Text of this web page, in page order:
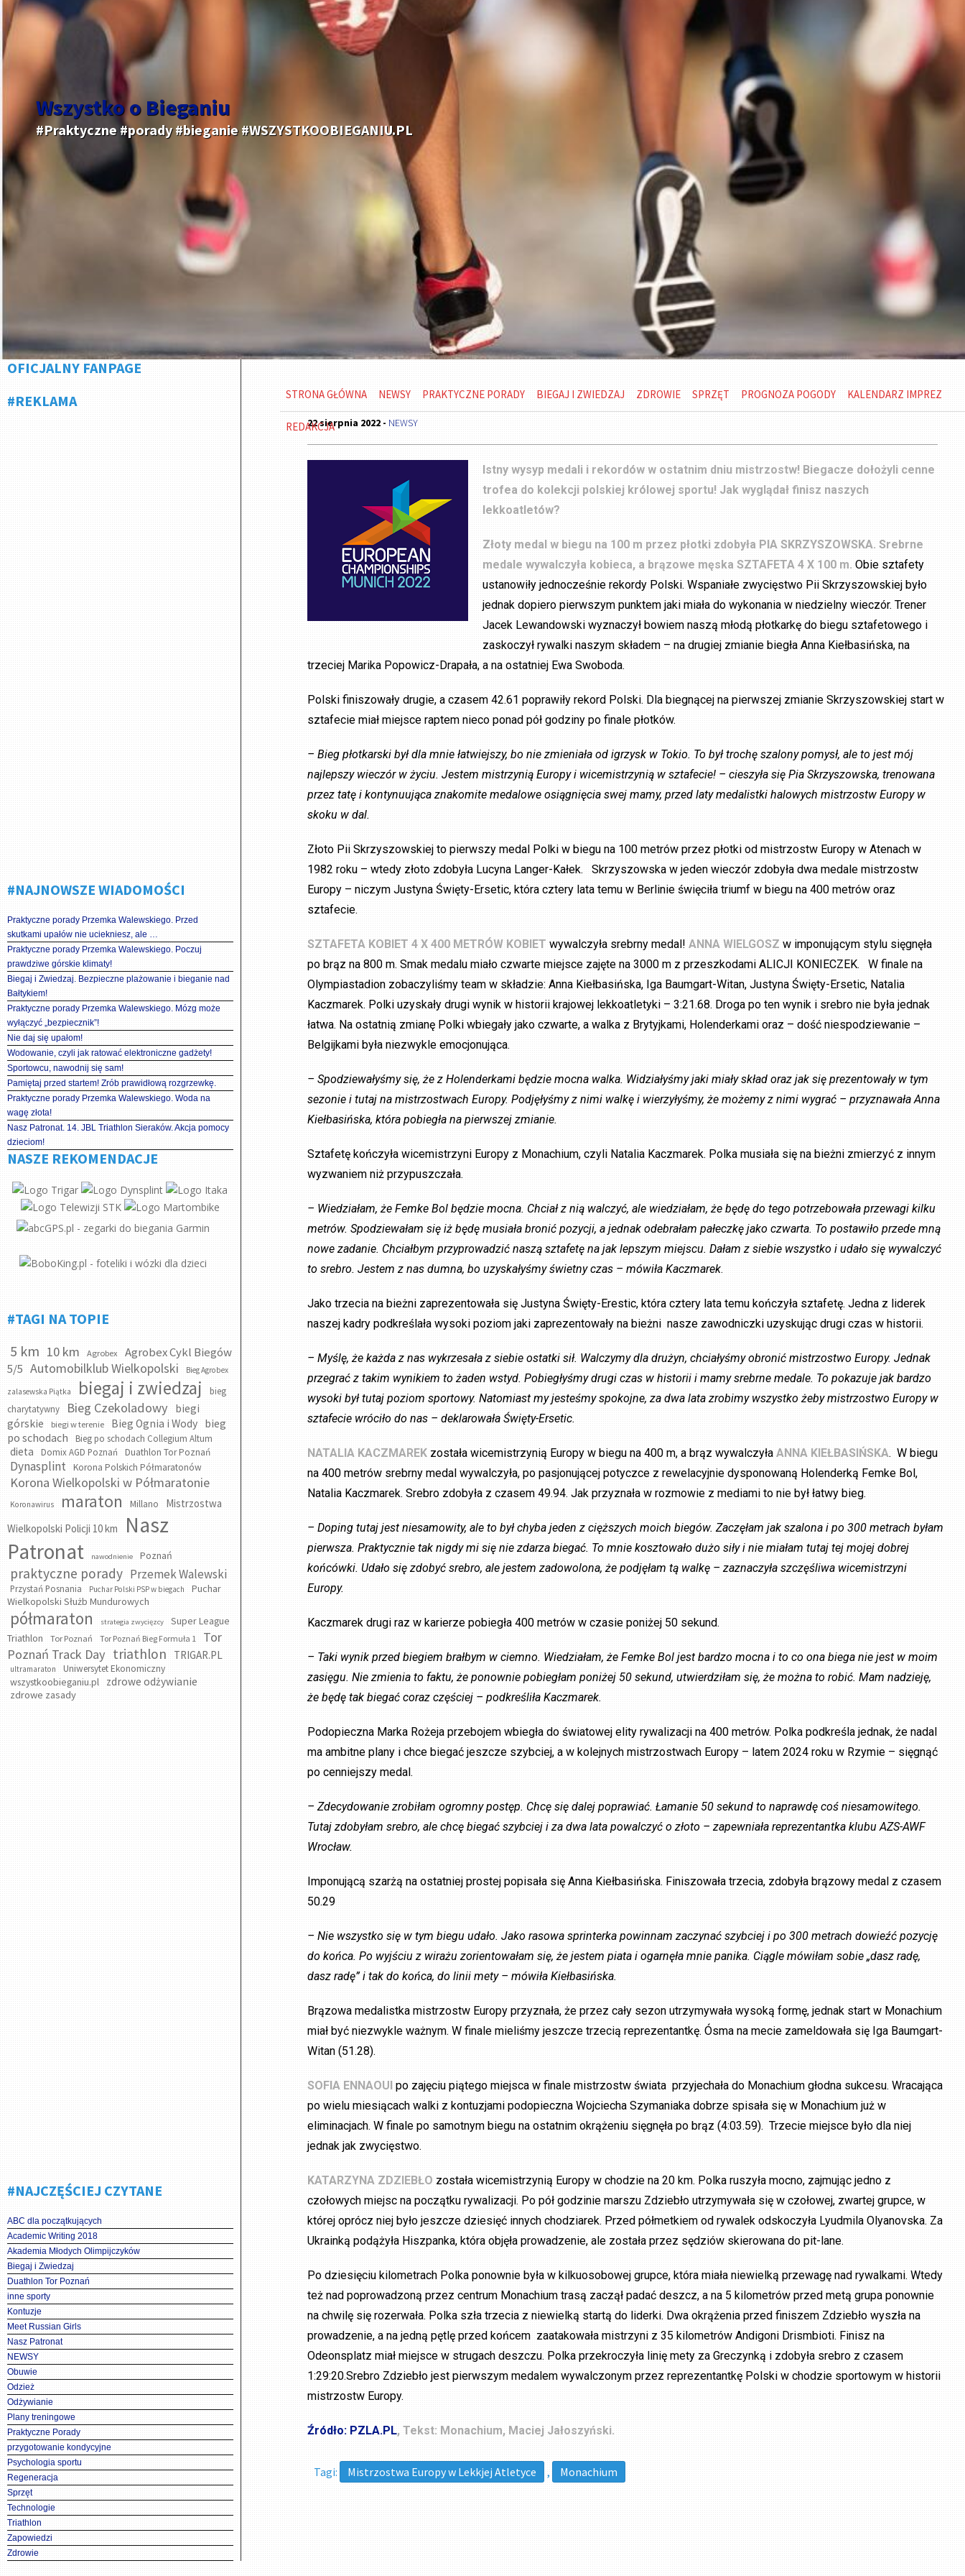
Wszystko o Bieganiu
#Praktyczne #porady #bieganie #WSZYSTKOOBIEGANIU.PL
OFICJALNY FANPAGE
#REKLAMA
#NAJNOWSZE WIADOMOŚCI
Praktyczne porady Przemka Walewskiego. Przed
skutkami upałów nie uciekniesz, ale …
Praktyczne porady Przemka Walewskiego. Poczuj
prawdziwe górskie klimaty!
Biegaj i Zwiedzaj. Bezpieczne plażowanie i bieganie nad
Bałtykiem!
Praktyczne porady Przemka Walewskiego. Mózg może
wyłączyć „bezpiecznik”!
Nie daj się upałom!
Wodowanie, czyli jak ratować elektroniczne gadżety!
Sportowcu, nawodnij się sam!
Pamiętaj przed startem! Zrób prawidłową rozgrzewkę.
Praktyczne porady Przemka Walewskiego. Woda na
wagę złota!
Nasz Patronat. 14. JBL Triathlon Sieraków. Akcja pomocy
dzieciom!
NASZE REKOMENDACJE
#TAGI NA TOPIE
5 km 10 km Agrobex
Agrobex Cykl Biegów
5/5 Automobilklub Wielkopolski Bieg Agrobex
zalasewska Piątka biegaj i zwiedzaj
bieg
charytatywny
Bieg Czekoladowy
biegi
górskie
biegi w terenie Bieg Ognia i Wody bieg
po schodach
Bieg po schodach Collegium Altum
dieta Domix AGD Poznań Duathlon Tor Poznań
Dynasplint Korona Polskich Półmaratonów
Korona Wielkopolski w Półmaratonie
Koronawirus maraton Millano
Mistrzostwa
Wielkopolski Policji 10 km
Nasz
Patronat
nawodnienie Poznań
praktyczne porady Przemek Walewski
Przystań Posnania Puchar Polski PSP w biegach
Puchar
Wielkopolski Służb Mundurowych
półmaraton strategia zwycięzcy
Super League
Triathlon
Tor Poznań Tor Poznań Bieg Formuła 1
Tor
Poznań Track Day triathlon TRIGAR.PL
ultramaraton Uniwersytet Ekonomiczny
wszystkoobieganiu.pl zdrowe odżywianie
zdrowe zasady
#NAJCZĘŚCIEJ CZYTANE
ABC dla początkujących
Academic Writing 2018
Akademia Młodych Olimpijczyków
Biegaj i Zwiedzaj
Duathlon Tor Poznań
inne sporty
Kontuzje
Meet Russian Girls
Nasz Patronat
NEWSY
Obuwie
Odzież
Odżywianie
Plany treningowe
Praktyczne Porady
przygotowanie kondycyjne
Psychologia sportu
Regeneracja
Sprzęt
Technologie
Triathlon
Zapowiedzi
Zdrowie
STRONA GŁÓWNA NEWSY PRAKTYCZNE PORADY BIEGAJ I ZWIEDZAJ ZDROWIE SPRZĘT PROGNOZA POGODY KALENDARZ IMPREZ
REDAKCJA
22 sierpnia 2022 - NEWSY
Istny wysyp medali i rekordów w ostatnim dniu mistrzostw! Biegacze dołożyli cenne
trofea do kolekcji polskiej królowej sportu! Jak wyglądał finisz naszych
lekkoatletów?
Złoty medal w biegu na 100 m przez płotki zdobyła PIA SKRZYSZOWSKA. Srebrne
medale wywalczyła kobieca, a brązowe męska SZTAFETA 4 X 100 m. Obie sztafety
ustanowiły jednocześnie rekordy Polski. Wspaniałe zwycięstwo Pii Skrzyszowskiej było
jednak dopiero pierwszym punktem jaki miała do wykonania w niedzielny wieczór. Trener
Jacek Lewandowski wyznaczył bowiem naszą młodą płotkarkę do biegu sztafetowego i
zaskoczył rywalki naszym składem – na drugiej zmianie biegła Anna Kiełbasińska, na
trzeciej Marika Popowicz-Drapała, a na ostatniej Ewa Swoboda.
Polski finiszowały drugie, a czasem 42.61 poprawiły rekord Polski. Dla biegnącej na pierwszej zmianie Skrzyszowskiej start w
sztafecie miał miejsce raptem nieco ponad pół godziny po finale płotków.
– Bieg płotkarski był dla mnie łatwiejszy, bo nie zmieniała od igrzysk w Tokio. To był trochę szalony pomysł, ale to jest mój
najlepszy wieczór w życiu. Jestem mistrzynią Europy i wicemistrzynią w sztafecie! – cieszyła się Pia Skrzyszowska, trenowana
przez tatę i kontynuująca znakomite medalowe osiągnięcia swej mamy, przed laty medalistki halowych mistrzostw Europy w
skoku w dal.
Złoto Pii Skrzyszowskiej to pierwszy medal Polki w biegu na 100 metrów przez płotki od mistrzostw Europy w Atenach w
1982 roku – wtedy złoto zdobyła Lucyna Langer-Kałek. Skrzyszowska w jeden wieczór zdobyła dwa medale mistrzostw
Europy – niczym Justyna Święty-Ersetic, która cztery lata temu w Berlinie święciła triumf w biegu na 400 metrów oraz
sztafecie.
SZTAFETA KOBIET 4 X 400 METRÓW KOBIET wywalczyła srebrny medal! ANNA WIELGOSZ w imponującym stylu sięgnęła
po brąz na 800 m. Smak medalu miało czwarte miejsce zajęte na 3000 m z przeszkodami ALICJI KONIECZEK. W finale na
Olympiastadion zobaczyliśmy team w składzie: Anna Kiełbasińska, Iga Baumgart-Witan, Justyna Święty-Ersetic, Natalia
Kaczmarek. Polki uzyskały drugi wynik w historii krajowej lekkoatletyki – 3:21.68. Droga po ten wynik i srebro nie była jednak
łatwa. Na ostatnią zmianę Polki wbiegały jako czwarte, a walka z Brytyjkami, Holenderkami oraz – dość niespodziewanie –
Belgijkami była niezwykle emocjonująca.
– Spodziewałyśmy się, że z Holenderkami będzie mocna walka. Widziałyśmy jaki miały skład oraz jak się prezentowały w tym
sezonie i tutaj na mistrzostwach Europy. Podjęłyśmy z nimi walkę i wierzyłyśmy, że możemy z nimi wygrać – przyznawała Anna
Kiełbasińska, która pobiegła na pierwszej zmianie.
Sztafetę kończyła wicemistrzyni Europy z Monachium, czyli Natalia Kaczmarek. Polka musiała się na bieżni zmierzyć z innym
wyzwaniem niż przypuszczała.
– Wiedziałam, że Femke Bol będzie mocna. Chciał z nią walczyć, ale wiedziałam, że będę do tego potrzebowała przewagi kilku
metrów. Spodziewałam się iż będę musiała bronić pozycji, a jednak odebrałam pałeczkę jako czwarta. To postawiło przede mną
nowe zadanie. Chciałbym przyprowadzić naszą sztafetę na jak lepszym miejscu. Dałam z siebie wszystko i udało się wywalczyć
to srebro. Jestem z nas dumna, bo uzyskałyśmy świetny czas – mówiła Kaczmarek.
Jako trzecia na bieżni zaprezentowała się Justyna Święty-Erestic, która cztery lata temu kończyła sztafetę. Jedna z liderek
naszej kadry podkreślała wysoki poziom jaki zaprezentowały na bieżni nasze zawodniczki uzyskując drugi czas w historii.
– Myślę, że każda z nas wykrzesała z siebie ostatki sił. Walczymy dla drużyn, chciałyśmy obronić mistrzostwo Europy. Jednak
przegrać z takim wynikiem to żaden wstyd. Pobiegłyśmy drugi czas w historii i mamy srebrne medale. To pokazuje jak bardzo
wysoki był tutaj poziom sportowy. Natomiast my jesteśmy spokojne, za dwa lata zrobimy wszystko żeby mistrzostwo Europy w
sztafecie wróciło do nas – deklarowała Święty-Ersetic.
NATALIA KACZMAREKzostała wicemistrzynią Europy w biegu na 400 m, a brąz wywalczyła ANNA KIEŁBASIŃSKA. W biegu
na 400 metrów srebrny medal wywalczyła, po pasjonującej potyczce z rewelacyjnie dysponowaną Holenderką Femke Bol,
Natalia Kaczmarek. Srebro zdobyła z czasem 49.94. Jak przyznała w rozmowie z mediami to nie był łatwy bieg.
– Doping tutaj jest niesamowity, ale to był chyba jeden z cięższych moich biegów. Zaczęłam jak szalona i po 300 metrach byłam
pierwsza. Praktycznie tak nigdy mi się nie zdarza biegać. To mnie kosztowało dużo siły i nie miałam tutaj tej mojej dobrej
końcówki. Udało się zdobyć srebro, ale jestem zadowolona, że podjęłam tą walkę – zaznaczyła szczęśliwa wicemistrzyni
Europy.
Kaczmarek drugi raz w karierze pobiegła 400 metrów w czasie poniżej 50 sekund.
– Taki wynik przed biegiem brałbym w ciemno. Wiedziałam, że Femke Bol jest bardzo mocna i to co ona biega nie jest w moim
zasięgu. Nie zmienia to faktu, że ponownie pobiegłam poniżej 50 sekund, utwierdziłam się, że można to robić. Mam nadzieję,
że będę tak biegać coraz częściej – podkreśliła Kaczmarek.
Podopieczna Marka Rożeja przebojem wbiegła do światowej elity rywalizacji na 400 metrów. Polka podkreśla jednak, że nadal
ma ambitne plany i chce biegać jeszcze szybciej, a w kolejnych mistrzostwach Europy – latem 2024 roku w Rzymie – sięgnąć
po cenniejszy medal.
– Zdecydowanie zrobiłam ogromny postęp. Chcę się dalej poprawiać. Łamanie 50 sekund to naprawdę coś niesamowitego.
Tutaj zdobyłam srebro, ale chcę biegać szybciej i za dwa lata powalczyć o złoto – zapewniała reprezentantka klubu AZS-AWF
Wrocław.
Imponującą szarżą na ostatniej prostej popisała się Anna Kiełbasińska. Finiszowała trzecia, zdobyła brązowy medal z czasem
50.29
– Nie wszystko się w tym biegu udało. Jako rasowa sprinterka powinnam zaczynać szybciej i po 300 metrach dowieźć pozycję
do końca. Po wyjściu z wirażu zorientowałam się, że jestem piata i ogarnęła mnie panika. Ciągle mówiłam sobie „dasz radę,
dasz radę” i tak do końca, do linii mety – mówiła Kiełbasińska.
Brązowa medalistka mistrzostw Europy przyznała, że przez cały sezon utrzymywała wysoką formę, jednak start w Monachium
miał być niezwykle ważnym. W finale mieliśmy jeszcze trzecią reprezentantkę. Ósma na mecie zameldowała się Iga Baumgart-
Witan (51.28).
SOFIA ENNAOUI po zajęciu piątego miejsca w finale mistrzostw świata przyjechała do Monachium głodna sukcesu. Wracająca
po wielu miesiącach walki z kontuzjami podopieczna Wojciecha Szymaniaka dobrze spisała się w Monachium już w
eliminacjach. W finale po samotnym biegu na ostatnim okrążeniu sięgnęła po brąz (4:03.59). Trzecie miejsce było dla niej
jednak jak zwycięstwo.
KATARZYNA ZDZIEBŁO została wicemistrzynią Europy w chodzie na 20 km. Polka ruszyła mocno, zajmując jedno z
czołowych miejsc na początku rywalizacji. Po pół godzinie marszu Zdziebło utrzymywała się w czołowej, zwartej grupce, w
której oprócz niej było jeszcze dziesięć innych chodziarek. Przed półmetkiem od rywalek odskoczyła Lyudmila Olyanovska. Za
Ukrainką podążyła Hiszpanka, która objęła prowadzenie, ale została przez sędziów skierowana do pit-lane.
Po dziesięciu kilometrach Polka ponownie była w kilkuosobowej grupce, która miała niewielką przewagę nad rywalkami. Wtedy
też nad poprowadzoną przez centrum Monachium trasą zaczął padać deszcz, a na 5 kilometrów przed metą grupa ponownie
na chwilę się rozerwała. Polka szła trzecia z niewielką startą do liderki. Dwa okrążenia przed finiszem Zdziebło wyszła na
prowadzenie, a na jedną pętlę przed końcem zaatakowała mistrzyni z 35 kilometrów Andigoni Drismbioti. Finisz na
Odeonsplatz miał miejsce w strugach deszczu. Polka przekroczyła linię mety za Greczynką i zdobyła srebro z czasem
1:29:20.Srebro Zdziebło jest pierwszym medalem wywalczonym przez reprezentantkę Polski w chodzie sportowym w historii
mistrzostw Europy.
Źródło: PZLA.PL, Tekst: Monachium, Maciej Jałoszyński.
Tagi: Mistrzostwa Europy w Lekkjej Atletyce , Monachium